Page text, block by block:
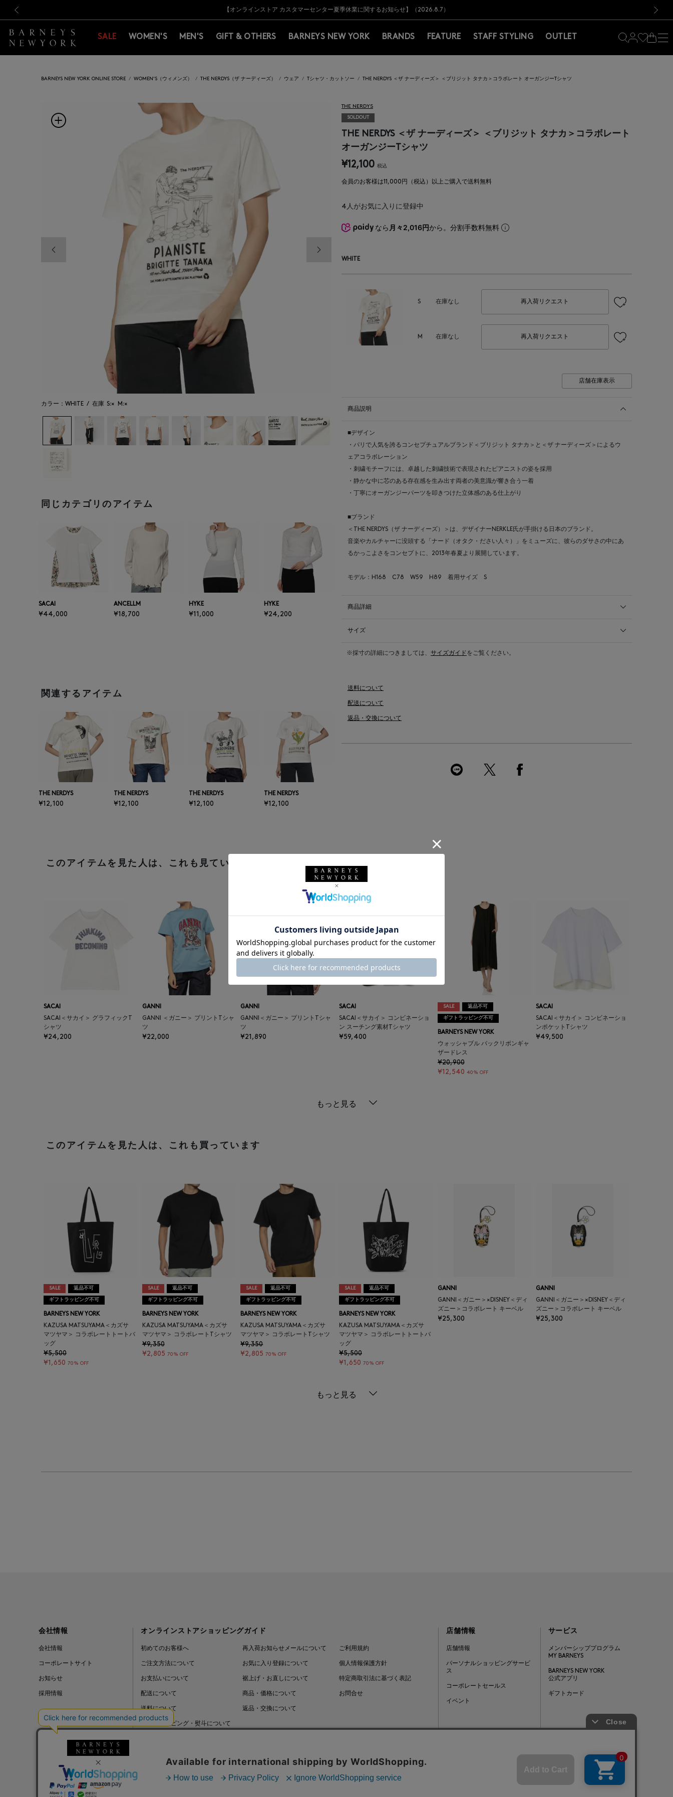
新規登録のお客様も対象！＜MY BARNEYS＞会員のお客様は11,000円（税込）以上のお買上げで常時送料無料！お買い物の際は会員登録を！
【夏季休業に伴う出荷一時停止のお知らせ】(2026.8.7)
【オンラインストア カスタマーセンター夏季休業に関するお知らせ】（2026.8.7）
【夏季休業に伴う返品・交換承り一時停止のお知らせ】（2026.8.5）
熊本県を中心とした地震の影響によるお荷物のお届けについて
【開催中】SUMMER SALEのご案内・ご注意事項
新規登録のお客様も対象！＜MY BARNEYS＞会員のお客様は11,000円（税込）以上のお買上げで常時送料無料！お買い物の際は会員登録を！
【夏季休業に伴う出荷一時停止のお知らせ】(2026.8.7)
SALE WOMEN'S MEN'S GIFT & OTHERS BARNEYS NEW YORK BRANDS FEATURE STAFF STYLING OUTLET
BARNEYS NEW YORK ONLINE STORE WOMEN'S（ウィメンズ） THE NERDYS（ザ ナーディーズ） ウェア Tシャツ・カットソー THE NERDYS ＜ザ ナーディーズ＞ ＜ブリジット タナカ＞コラボレート オーガンジーTシャツ
カラー：WHITE / 在庫 S:× M:×
同じカテゴリのアイテム
SACAI
¥44,000
ANCELLM
¥18,700
HYKE
¥11,000
HYKE
¥24,200
関連するアイテム
THE NERDYS
¥12,100
THE NERDYS
¥12,100
THE NERDYS
¥12,100
THE NERDYS
¥12,100
THE NERDYS
SOLDOUT
THE NERDYS ＜ザ ナーディーズ＞ ＜ブリジット タナカ＞コラボレート
オーガンジーTシャツ
¥12,100 税込
会員のお客様は11,000円（税込）以上ご購入で送料無料
4人がお気に入りに登録中
なら 月々2,016円から。分割手数料無料
WHITE
S 在庫なし 再入荷リクエスト
M 在庫なし 再入荷リクエスト
店舗在庫表示
商品説明
■デザイン
・パリで人気を誇るコンセプチュアルブランド＜ブリジット タナカ＞と＜ザ ナーディーズ＞によるウ
ェアコラボレーション
・刺繍モチーフには、卓越した刺繍技術で表現されたピアニストの姿を採用
・静かな中に芯のある存在感を生み出す両者の美意識が響き合う一着
・丁寧にオーガンジーパーツを叩きつけた立体感のある仕上がり
■ブランド
＜THE NERDYS（ザ ナーディーズ）＞は、デザイナーNERKLE氏が手掛ける日本のブランド。
音楽やカルチャーに没頭する「ナード（オタク・ださい人々）」をミューズに、彼らのダサさの中にあ
るかっこよさをコンセプトに、2013年春夏より展開しています。
モデル：H168 C78 W59 H89 着用サイズ S
商品詳細
サイズ
※採寸の詳細につきましては、 サイズガイドをご覧ください。
送料について
配送について
返品・交換について
このアイテムを見た人は、これも見ています
SACAI
SACAI＜サカイ＞ グラフィックT
シャツ
¥24,200
GANNI
GANNI ＜ガニー＞ プリントTシャ
ツ
¥22,000
GANNI
GANNI＜ガニー＞ プリントTシャ
ツ
¥21,890
SACAI
SACAI＜サカイ＞ コンビネーショ
ン スーチング素材Tシャツ
¥59,400
SALE 返品不可
ギフトラッピング不可
BARNEYS NEW YORK
ウォッシャブル バックリボンギャ
ザードレス
¥20,900
¥12,540 40% OFF
SACAI
SACAI＜サカイ＞ コンビネーショ
ンポケットTシャツ
¥49,500
もっと見る
このアイテムを見た人は、これも買っています
SALE 返品不可
ギフトラッピング不可
BARNEYS NEW YORK
KAZUSA MATSUYAMA＜カズサ
マツヤマ＞ コラボレートトートバ
ッグ
¥5,500
¥1,650 70% OFF
SALE 返品不可
ギフトラッピング不可
BARNEYS NEW YORK
KAZUSA MATSUYAMA＜カズサ
マツヤマ＞ コラボレートTシャツ
¥9,350
¥2,805 70% OFF
SALE 返品不可
ギフトラッピング不可
BARNEYS NEW YORK
KAZUSA MATSUYAMA＜カズサ
マツヤマ＞ コラボレートTシャツ
¥9,350
¥2,805 70% OFF
SALE 返品不可
ギフトラッピング不可
BARNEYS NEW YORK
KAZUSA MATSUYAMA＜カズサ
マツヤマ＞ コラボレートトートバ
ッグ
¥5,500
¥1,650 70% OFF
GANNI
GANNI＜ガニー＞×DISNEY＜ディ
ズニー＞コラボレート キーベル
¥25,300
GANNI
GANNI＜ガニー＞×DISNEY＜ディ
ズニー＞コラボレート キーベル
¥25,300
もっと見る
会社情報
会社情報
コーポレートサイト
お知らせ
採用情報
オンラインストアショッピングガイド
初めてのお客様へ
ご注文方法について
お支払いについて
配送について
送料について
ギフトラッピング・熨斗について
再入荷お知らせメールについて
お気に入り登録について
裾上げ・お直しについて
商品・価格について
返品・交換について
ご利用規約
個人情報保護方針
特定商取引法に基づく表記
お問合せ
店舗情報
店舗情報
パーソナルショッピングサービ
ス
コーポレートセールス
イベント
サービス
メンバーシッププログラム
MY BARNEYS
BARNEYS NEW YORK
公式アプリ
ギフトカード